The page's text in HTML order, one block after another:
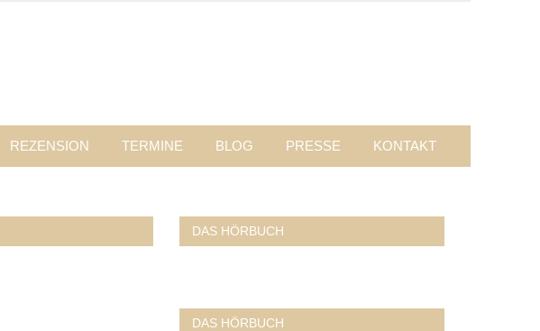
REZENSION TERMINE BLOG PRESSE KONTAKT
DAS HÖRBUCH
DAS HÖRBUCH